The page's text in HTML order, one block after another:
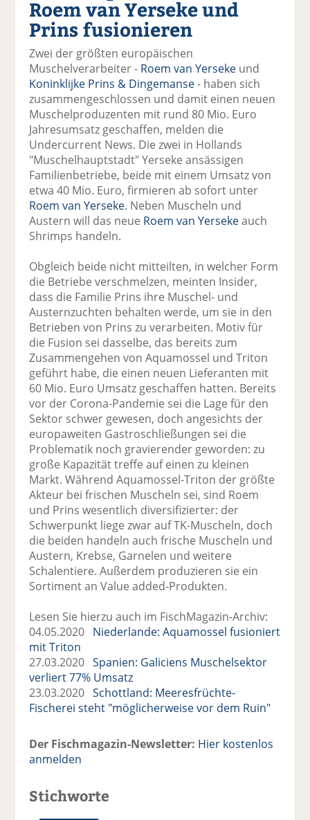
el
a
ac
e
b
o
o
k
te
il
e
n
el
t
er
n
n
k
e
di
te
il
e
n
m
ai
l
v
d
e
Roem van Yerseke und
Prins fusionieren
Zwei der größten europäischen
Muschelverarbeiter - Roem van Yerseke und
Koninklijke Prins & Dingemanse- haben sich
zusammengeschlossen und damit einen neuen
Muschelproduzenten mit rund 80 Mio. Euro
Jahresumsatz geschaffen, melden die
Undercurrent News. Die zwei in Hollands
"Muschelhauptstadt" Yerseke ansässigen
Familienbetriebe, beide mit einem Umsatz von
etwa 40 Mio. Euro, firmieren ab sofort unter
Roem van Yerseke. Neben Muscheln und
Austern will das neue Roem van Yersekeauch
Shrimps handeln.
Obgleich beide nicht mitteilten, in welcher Form
die Betriebe verschmelzen, meinten Insider,
dass die Familie Prins ihre Muschel- und
Austernzuchten behalten werde, um sie in den
Betrieben von Prins zu verarbeiten. Motiv für
die Fusion sei dasselbe, das bereits zum
Zusammengehen von Aquamossel und Triton
geführt habe, die einen neuen Lieferanten mit
60 Mio. Euro Umsatz geschaffen hatten. Bereits
vor der Corona-Pandemie sei die Lage für den
Sektor schwer gewesen, doch angesichts der
europaweiten Gastroschließungen sei die
Problematik noch gravierender geworden: zu
große Kapazität treffe auf einen zu kleinen
Markt. Während Aquamossel-Triton der größte
Akteur bei frischen Muscheln sei, sind Roem
und Prins wesentlich diversifizierter: der
Schwerpunkt liege zwar auf TK-Muscheln, doch
die beiden handeln auch frische Muscheln und
Austern, Krebse, Garnelen und weitere
Schalentiere. Außerdem produzieren sie ein
Sortiment an Value added-Produkten.
Lesen Sie hierzu auch im FischMagazin-Archiv:
04.05.2020 Niederlande: Aquamossel fusioniert
mit Triton
27.03.2020Spanien: Galiciens Muschelsektor
verliert 77% Umsatz
23.03.2020Schottland: Meeresfrüchte-
Fischerei steht "möglicherweise vor dem Ruin"
Der Fischmagazin-Newsletter: Hier kostenlos
anmelden
Stichworte